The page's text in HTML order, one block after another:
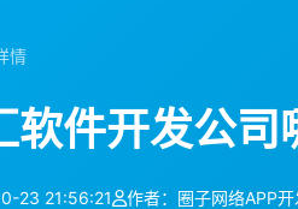
情
软件开发公司
23 21:56:21 作者：圈子网络APP开